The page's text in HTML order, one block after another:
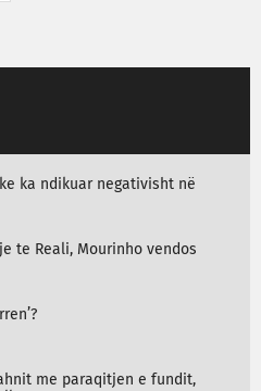
ka ndikuar negativisht në
te Reali, Mourinho vendos
me paraqitjen e fundit,